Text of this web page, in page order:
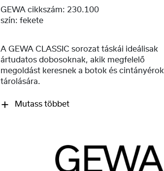
GEWA cikkszám: 230.100
szín: fekete
A GEWA CLASSIC sorozat táskái ideálisak
ártudatos dobosoknak, akik megfelelő
megoldást keresnek a botok és cintányérok
tárolására.
Mutass többet